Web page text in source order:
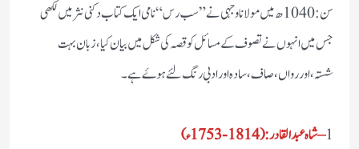
سن : 1040ھ میں مولانا وجہی نے” سب رس “نامی ایک کتاب دکنی نثر میں لکھی
جس میں انہوں نے تصوف کے مسائل کو قصہ کی شکل میں بیان کیا،زبان بہت
شستہ،اور رواں ،صاف ،سادہ اور ادبی رنگ لئے ہوۓ ہے۔
1– شاہ عبدالقادر : (1814-1753ء)